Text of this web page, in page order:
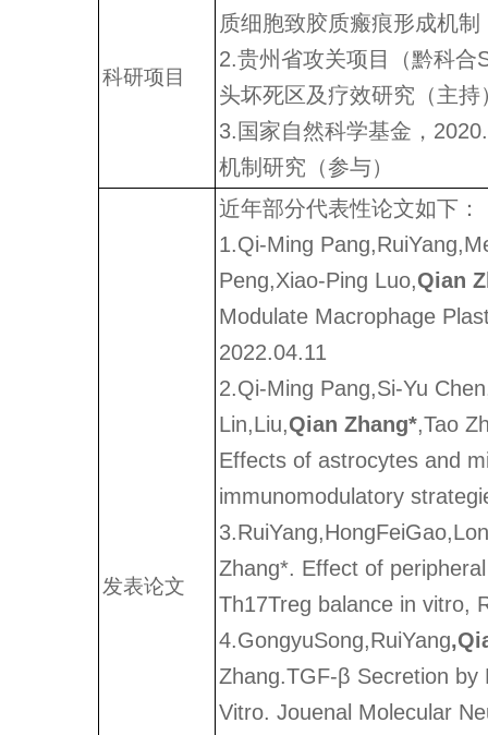
科研项目
质细胞致胶质瘢痕形成机制
2.贵州省攻关项目（黔科合
头坏死区及疗效研究（主持
3.国家自然科学基金，
机制研究（参与）
发表论文
近年部分代表性论文如下：
1.Qi-Ming
Peng,Xiao-Ping Luo,Qian
Modulate Macrophage
2022.04.11
2.Qi-Ming Pang,Si-Yu
Lin,Liu,Qian Zhang*,Tao
Effects of astrocytes and
immunomodulatory
Zhang*. Effect of
Th17Treg balance in vitro,
4.GongyuSong,RuiYang
Zhang.TGF-β Secretion by
Vitro. Jouenal Molecular